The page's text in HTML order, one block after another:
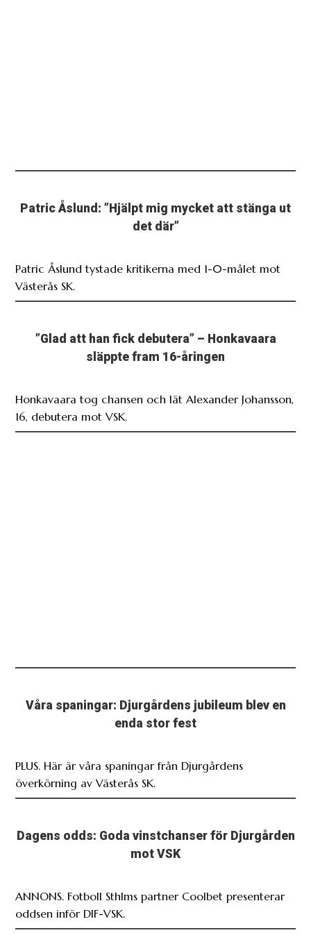
Patric Åslund: ”Hjälpt mig mycket att stänga ut
det där”
Patric Åslund tystade kritikerna med 1-0-målet mot
Västerås SK.
”Glad att han fick debutera” – Honkavaara
släppte fram 16-åringen
Honkavaara tog chansen och lät Alexander Johansson,
16, debutera mot VSK.
Våra spaningar: Djurgårdens jubileum blev en
enda stor fest
PLUS. Här är våra spaningar från Djurgårdens
överkörning av Västerås SK.
Dagens odds: Goda vinstchanser för Djurgården
mot VSK
ANNONS. Fotboll Sthlms partner Coolbet presenterar
oddsen inför DIF-VSK.